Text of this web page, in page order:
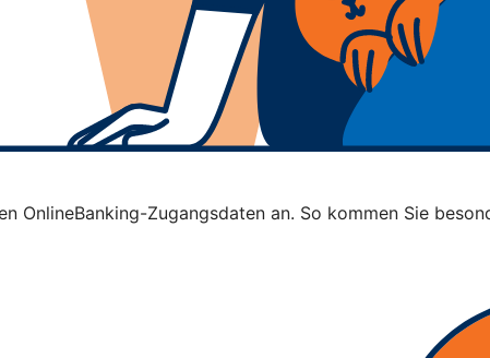
OnlineBanking-Zugangsdaten an. So kommen Sie